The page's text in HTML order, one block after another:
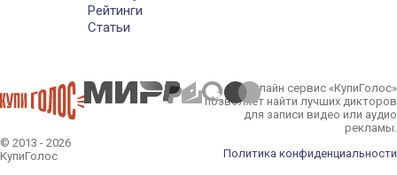
Рейтинги
Статьи
© 2013 - 2026
КупиГолос
Онлайн сервис «КупиГолос»
позволяет найти лучших дикторов
для записи видео или аудио
рекламы.
Политика конфиденциальности